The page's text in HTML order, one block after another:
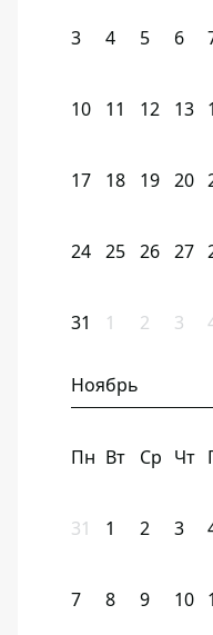
3 4 5 6
10 11 12 13
17 18 19 20
24 25 26 27
31 1 2 3
Ноябрь
Пн Вт Ср Чт
31 1 2 3
7 8 9 10